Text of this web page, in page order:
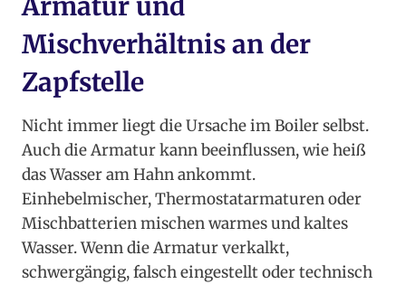
Armatur und
Mischverhältnis an der
Zapfstelle
Nicht immer liegt die Ursache im Boiler selbst.
Auch die Armatur kann beeinflussen, wie heiß
das Wasser am Hahn ankommt.
Einhebelmischer, Thermostatarmaturen oder
Mischbatterien mischen warmes und kaltes
Wasser. Wenn die Armatur verkalkt,
schwergängig, falsch eingestellt oder technisch